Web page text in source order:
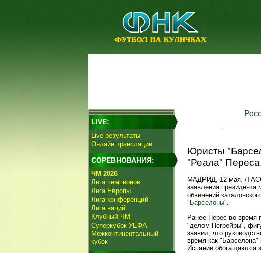
LIVE:
Live-результаты
Онлайн трансляции
СОРЕВНОВАНИЯ:
ЧМ 2026
Лига чемпионов
Лига Европы
Лига конференций
Лига наций
Клубный ЧМ
Суперкубок УЕФА
Межконтинентальный
кубок
Юристы
"Реала"
МАДРИД, 12 мая. /
заявления
обвинений
"Барселоны".
Ранее Перес во время
"делом Негрейры",
заявил, что
время как "Барселона"
Испании обогащаются